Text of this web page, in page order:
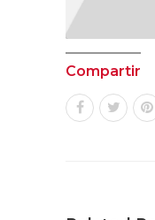
Compartir